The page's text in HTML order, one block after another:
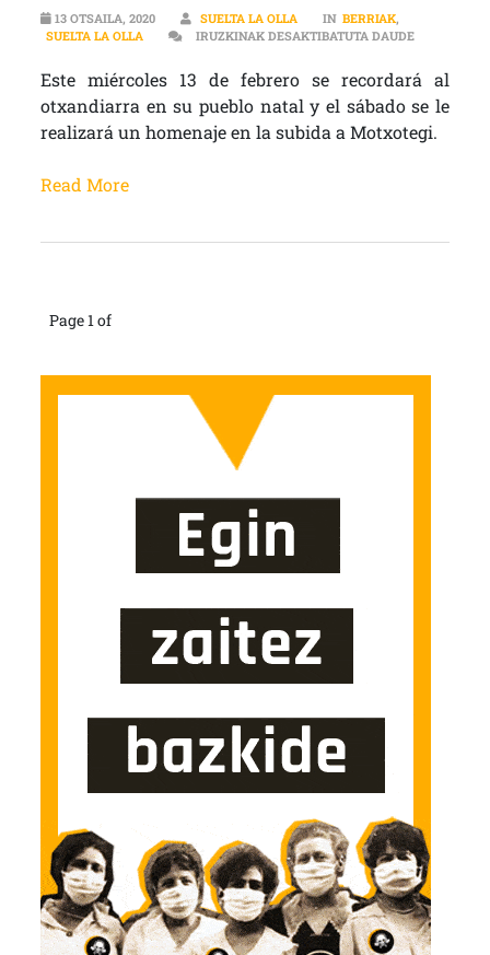
13 OTSAILA, 2020 SUELTA LA OLLA IN BERRIAK,
SUELTA LA OLLA
IRUZKINAK DESAKTIBATUTA DAUDESE
Este miércoles 13 de febrero se recordará al
otxandiarra en su pueblo natal y el sábado se le
realizará un homenaje en la subida a Motxotegi.
Read More
Page 1 of